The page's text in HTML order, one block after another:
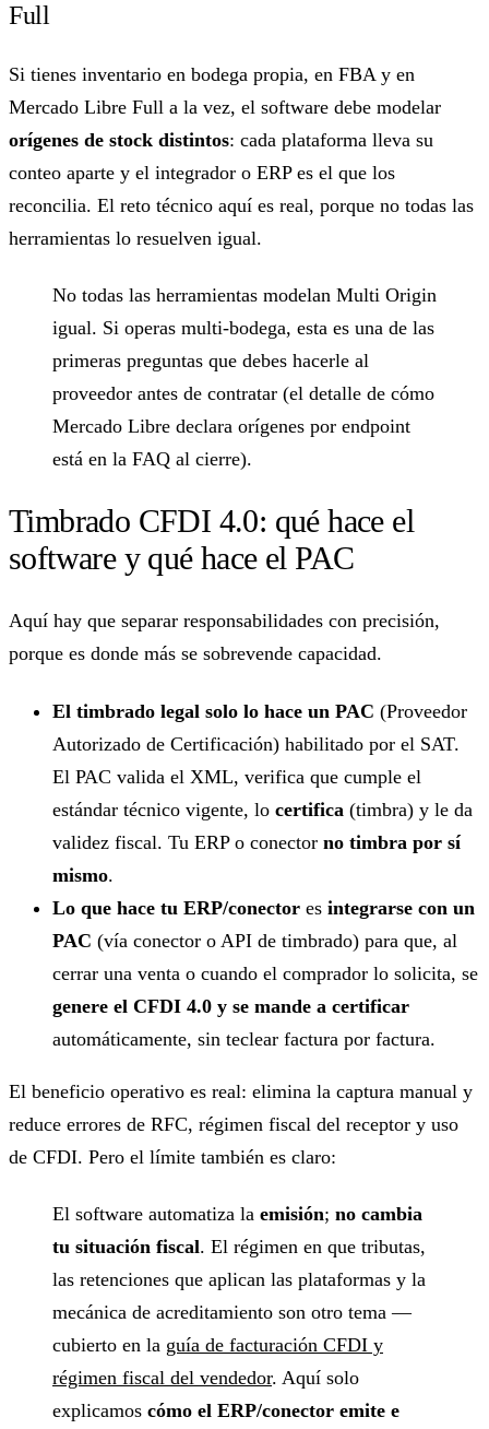
Full
Si tienes inventario en bodega propia, en FBA y en
Mercado Libre Full a la vez, el software debe modelar
orígenes de stock distintos: cada plataforma lleva su
conteo aparte y el integrador o ERP es el que los
reconcilia. El reto técnico aquí es real, porque no todas las
herramientas lo resuelven igual.
No todas las herramientas modelan Multi Origin
igual. Si operas multi-bodega, esta es una de las
primeras preguntas que debes hacerle al
proveedor antes de contratar (el detalle de cómo
Mercado Libre declara orígenes por endpoint
está en la FAQ al cierre).
Timbrado CFDI 4.0: qué hace el
software y qué hace el PAC
Aquí hay que separar responsabilidades con precisión,
porque es donde más se sobrevende capacidad.
El timbrado legal solo lo hace un PAC (Proveedor
Autorizado de Certificación) habilitado por el SAT.
El PAC valida el XML, verifica que cumple el
estándar técnico vigente, lo certifica (timbra) y le da
validez fiscal. Tu ERP o conector no timbra por sí
mismo.
Lo que hace tu ERP/conector es integrarse con un
PAC (vía conector o API de timbrado) para que, al
cerrar una venta o cuando el comprador lo solicita, se
genere el CFDI 4.0 y se mande a certificar
automáticamente, sin teclear factura por factura.
El beneficio operativo es real: elimina la captura manual y
reduce errores de RFC, régimen fiscal del receptor y uso
de CFDI. Pero el límite también es claro:
El software automatiza la emisión; no cambia
tu situación fiscal. El régimen en que tributas,
las retenciones que aplican las plataformas y la
mecánica de acreditamiento son otro tema —
cubierto en la guía de facturación CFDI y
régimen fiscal del vendedor. Aquí solo
explicamos cómo el ERP/conector emite e